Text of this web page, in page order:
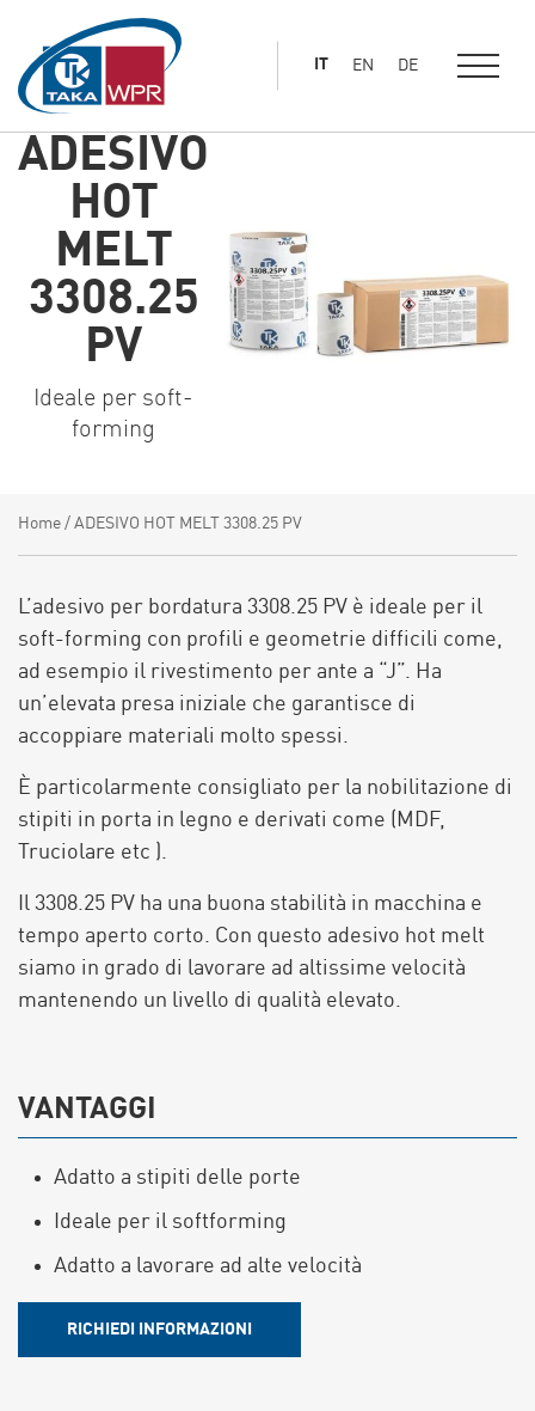
contenuto
principale
IT EN DE
ADESIVO
HOT
MELT
3308.25
PV
Ideale per soft-
forming
Home / ADESIVO HOT MELT 3308.25 PV
L’adesivo per bordatura 3308.25 PV è ideale per il
soft-forming con profili e geometrie difficili come,
ad esempio il rivestimento per ante a “J”. Ha
un’elevata presa iniziale che garantisce di
accoppiare materiali molto spessi.
È particolarmente consigliato per la nobilitazione di
stipiti in porta in legno e derivati come (MDF,
Truciolare etc ).
Il 3308.25 PV ha una buona stabilità in macchina e
tempo aperto corto. Con questo adesivo hot melt
siamo in grado di lavorare ad altissime velocità
mantenendo un livello di qualità elevato.
VANTAGGI
Adatto a stipiti delle porte
Ideale per il softforming
Adatto a lavorare ad alte velocità
RICHIEDI INFORMAZIONI